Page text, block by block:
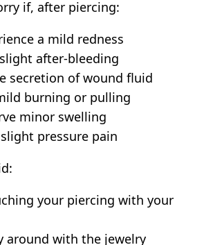
if, after piercing:
a mild redness
slight after-bleeding
secretion of wound fluid
burning or pulling
minor swelling
pressure pain
your piercing with your
around with the jewelry